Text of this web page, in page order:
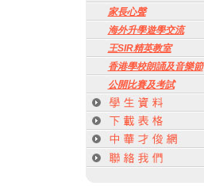
家長心聲
海外升學遊學交流
王SIR精英教室
香港學校朗誦及音樂節
公開比賽及考試